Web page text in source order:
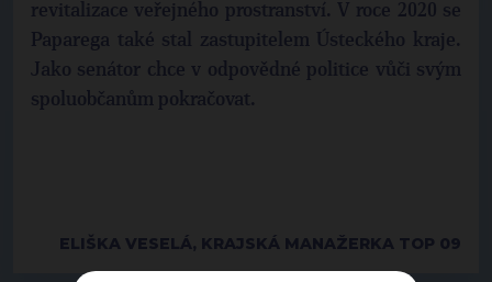
revitalizace veřejného prostranství. V roce 2020 se
Paparega také stal zastupitelem Ústeckého kraje.
Jako senátor chce v odpovědné politice vůči svým
spoluobčanům pokračovat.
ELIŠKA VESELÁ, KRAJSKÁ MANAŽERKA TOP 09